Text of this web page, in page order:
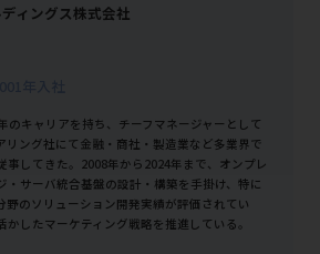
ィングス株式会社
のキャリアを持ち、チーフマネージャーとして
リング社にて金融・商社・製造業など多業界で
事してきた。2008年から2024年まで、オンプレ
・サーバ統合基盤の設計・構築を手掛け、特に
野のソリューション開発実績が評価されてい
かしたマーケティング戦略を推進している。